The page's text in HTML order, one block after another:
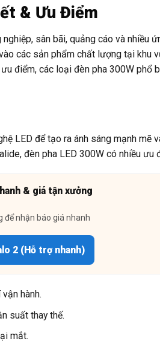
& Ưu Điểm
sân bãi, quảng cáo và nhiều
các sản phẩm chất lượng tại khu
điểm, các loại đèn pha 300W phổ
LED để tạo ra ánh sáng mạnh mẽ
đèn pha LED 300W có nhiều ưu
& giá tận xưởng
để nhận báo giá nhanh
2 (Hỗ trợ nhanh)
hành.
suất thay thế.
mắt.